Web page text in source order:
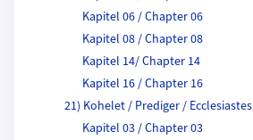
Kapitel 06 / Chapter 06
Kapitel 08 / Chapter 08
Kapitel 14/ Chapter 14
Kapitel 16 / Chapter 16
21) Kohelet / Prediger / Ecclesiastes
Kapitel 03 / Chapter 03